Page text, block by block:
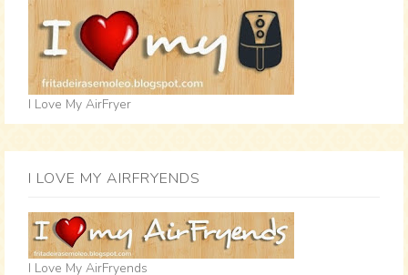
I Love My AirFryer
I LOVE MY AIRFRYENDS
I Love My AirFryends